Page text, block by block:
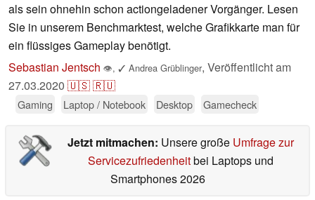
als sein ohnehin schon actiongeladener Vorgänger. Lesen
Sie in unserem Benchmarktest, welche Grafikkarte man für
ein flüssiges Gameplay benötigt.
Sebastian Jentsch 👁, ✓ Andrea Grüblinger, Veröffentlicht am
27.03.2020 🇺🇸🇷🇺
Gaming Laptop / Notebook Desktop Gamecheck
Jetzt mitmachen: Unsere große Umfrage zur
Servicezufriedenheitbei Laptops und
Smartphones 2026